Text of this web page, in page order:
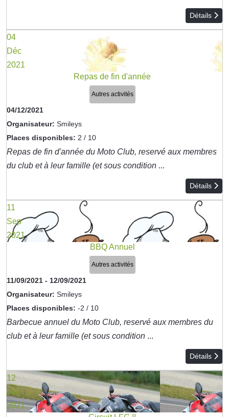
Détails
04
Déc
2021
Repas de fin d'année
Autres activités
04/12/2021
Organisateur: Smileys
Places disponibles: 2 / 10
Repas de fin d'année du Moto Club, reservé aux membres
du club et à leur famille (et sous condition ...
Détails
11
Sep
2021
BBQ Annuel
Autres activités
11/09/2021 - 12/09/2021
Organisateur: Smileys
Places disponibles: -2 / 10
Barbecue annuel du Moto Club, reservé aux membres du
club et à leur famille (et sous condition ...
Détails
12
Jui
2021